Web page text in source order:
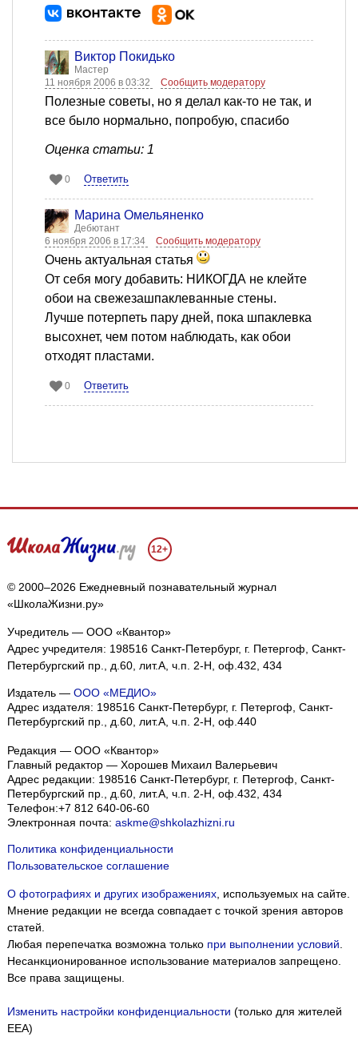
Виктор Покидько
Мастер
11 ноября 2006 в 03:32
Сообщить модератору
Полезные советы, но я делал как-то не так, и
все было нормально, попробую, спасибо
Оценка статьи: 1
0 Ответить
Марина Омельяненко
Дебютант
6 ноября 2006 в 17:34
Сообщить модератору
Очень актуальная статья
От себя могу добавить: НИКОГДА не клейте
обои на свежезашпаклеванные стены.
Лучше потерпеть пару дней, пока шпаклевка
высохнет, чем потом наблюдать, как обои
отходят пластами.
0 Ответить
12+
© 2000–2026 Ежедневный познавательный журнал
«ШколаЖизни.ру»
Учредитель — ООО «Квантор»
Адрес учредителя: 198516 Санкт-Петербург, г. Петергоф, Санкт-
Петербургский пр., д.60, лит.А, ч.п. 2-Н, оф.432, 434
Издатель — ООО «МЕДИО»
Адрес издателя: 198516 Санкт-Петербург, г. Петергоф, Санкт-
Петербургский пр., д.60, лит.А, ч.п. 2-Н, оф.440
Редакция — ООО «Квантор»
Главный редактор — Хорошев Михаил Валерьевич
Адрес редакции: 198516 Санкт-Петербург, г. Петергоф Санкт-
Петербургский пр., д.60, лит.А, ч.п. 2-Н, оф.432, 434
Телефон:+7 812 640-06-60
Электронная почта: askme@shkolazhizni.ru
Политика конфиденциальности
Пользовательское соглашение
О фотографиях и других изображениях, используемых на сайте.
Мнение редакции не всегда совпадает с точкой зрения авторов
статей.
Любая перепечатка возможна только при выполнении условий
Несанкционированное использование материалов запрещено.
Все права защищены.
Изменить настройки конфиденциальности (только для жителей
EEA)